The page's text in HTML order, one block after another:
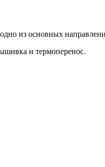
из основных
и термоперенос.